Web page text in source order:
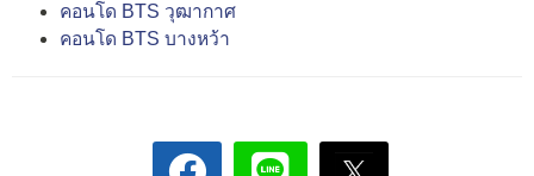
คอนโด BTS วุฒากาศ
คอนโด BTS บางหว้า